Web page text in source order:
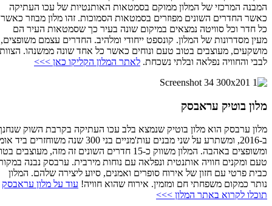
המבנה המרכזי של המלון ממוקם בסמטאות האותנטיות של עכו העתיקה
כאשר החדרים השונים מפוזרים בסמטאות הסמוכות. זהו מלון מבוזר כאשר
כל חדר וכל סוויטה נמצאים במיקום שונה בעיר כך שסמטאות העיר הם
מעין מסדרונות של המלון. קונספט ייחודי ומלהיב. החדרים עצמם משופצים,
מושקעים, מעוצבים בטוב טעם ונוחים כאשר כל אחד שונה ממשנהו. הצוות
לבבי והחוויה נפלאה ובלתי נשכחת.לאתר המלון הקליקו כאן >>>
מלון בוטיק עראבסק
מלון ערבסק הוא מלון בוטיק שנמצא בלב עכו העתיקה בקרבת השוק שנחנך
ב-2016, ומשתרע על שני מבנים עות'מניים בני 300 שנה משוחזרים ביד אומן
ומשופצים באהבה. המלון משווק כ-15 חדרים השונים זה מזה, מעוצבים בטוב
טעם ומקנים חוויה אותנטית ונפלאה עם נוחות מירבית. ערבסק נבנה במקור
כבית פרטי עם חזון של אירוח סופרים ואמנים, סיוע ליצירה שלהם. המלון
נותר כמקום משפחתי חם ומזמין. אירוח שהוא חוויה!עוד על מלון עראבסק
תוכלו לקרוא באתר המלון >>>